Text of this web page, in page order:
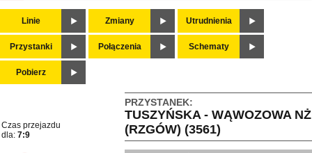
Linie Zmiany Utrudnienia
Przystanki Połączenia Schematy
Pobierz
PRZYSTANEK:
TUSZYŃSKA - WĄWOZOWA NŻ
(RZGÓW) (3561)
Czas przejazdu
dla: 7:9